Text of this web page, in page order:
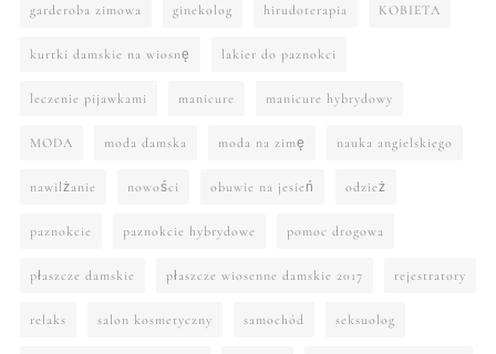
garderoba zimowa ginekolog hirudoterapia KOBIETA
kurtki damskie na wiosnę lakier do paznokci
leczenie pijawkami manicure manicure hybrydowy
MODA moda damska moda na zimę nauka angielskiego
nawilżanie nowości obuwie na jesień odzież
paznokcie paznokcie hybrydowe pomoc drogowa
płaszcze damskie płaszcze wiosenne damskie 2017 rejestratory
relaks salon kosmetyczny samochód seksuolog